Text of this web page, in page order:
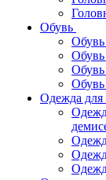
Обувь
Обувь
Обувь
Обувь
Одежда для